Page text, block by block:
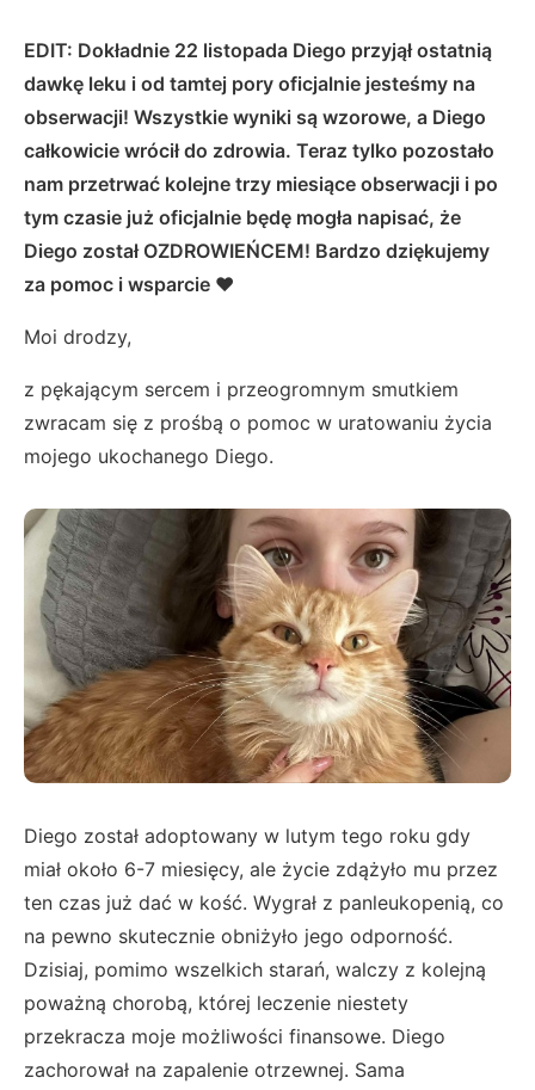
EDIT: Dokładnie 22 listopada Diego przyjął ostatnią
dawkę leku i od tamtej pory oficjalnie jesteśmy na
obserwacji! Wszystkie wyniki są wzorowe, a Diego
całkowicie wrócił do zdrowia. Teraz tylko pozostało
nam przetrwać kolejne trzy miesiące obserwacji i po
tym czasie już oficjalnie będę mogła napisać, że
Diego został OZDROWIEŃCEM! Bardzo dziękujemy
za pomoc i wsparcie ❤️
Moi drodzy,
z pękającym sercem i przeogromnym smutkiem
zwracam się z prośbą o pomoc w uratowaniu życia
mojego ukochanego Diego.
Diego został adoptowany w lutym tego roku gdy
miał około 6-7 miesięcy, ale życie zdążyło mu przez
ten czas już dać w kość. Wygrał z panleukopenią, co
na pewno skutecznie obniżyło jego odporność.
Dzisiaj, pomimo wszelkich starań, walczy z kolejną
poważną chorobą, której leczenie niestety
przekracza moje możliwości finansowe. Diego
zachorował na zapalenie otrzewnej. Sama